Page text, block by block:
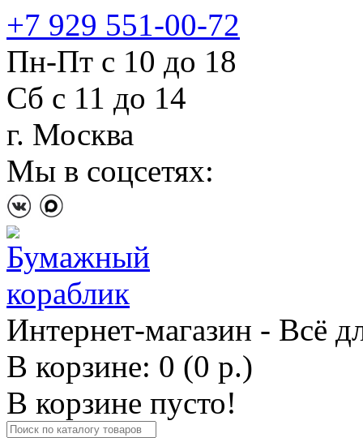
+7 929 551-00-72
Пн-Пт с 10 до 18
Сб с 11 до 14
г. Москва
Мы в соцсетях:
Интернет-магазин - Всё
В корзине: 0 (0 р.)
В корзине пусто!